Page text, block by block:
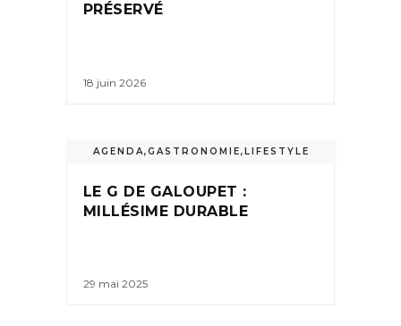
PRÉSERVÉ
18 juin 2026
AGENDA,GASTRONOMIE,LIFESTYLE
LE G DE GALOUPET :
MILLÉSIME DURABLE
29 mai 2025